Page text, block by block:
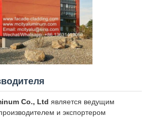
Co., Ltd является ведущим
и экспортером